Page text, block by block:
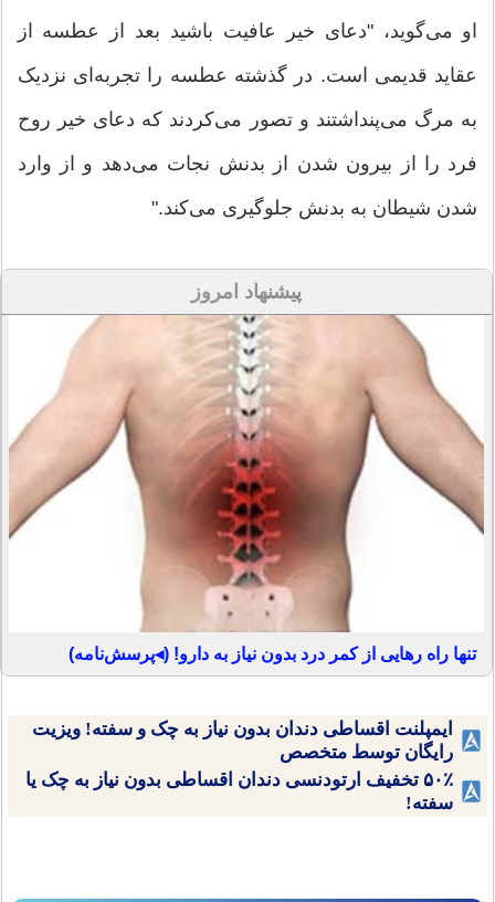
او می‌گوید، "دعای خیر عافیت باشید بعد از عطسه از
عقاید قدیمی است. در گذشته عطسه را تجربه‌ای نزدیک
به مرگ می‌پنداشتند و تصور می‌کردند که دعای خیر روح
فرد را از بیرون شدن از بدنش نجات می‌دهد و از وارد
شدن شیطان به بدنش جلوگیری می‌کند."
پیشنهاد امروز
تنها راه رهایی از کمر درد بدون نیاز به دارو! (◂پرسش‌نامه)
ایمپلنت اقساطی دندان بدون نیاز به چک و سفته! ویزیت
رایگان توسط متخصص
۵۰٪ تخفیف ارتودنسی دندان اقساطی بدون نیاز به چک یا
سفته!